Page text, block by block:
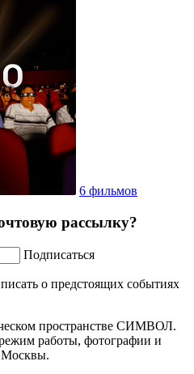
6 фильмов
рассылку?
Подписаться
о предстоящих событиях
пространстве СИМВОЛ.
работы, фотографии и
Москвы.